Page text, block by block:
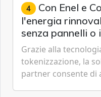
4 Con Enel e
l'energia
senza pannelli o
Grazie alla
tokenizzazione, la
partner consente di